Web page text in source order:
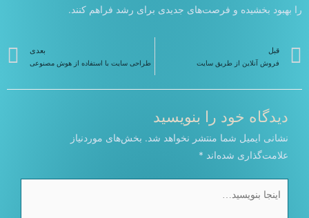
را بهبود بخشیده و فرصت‌های جدیدی برای رشد فراهم کنند.
قبلی
قبل
فروش آنلاین از طریق سایت
بعدی
طراحی سایت با استفاده از هوش مصنوعی
دیدگاه‌ خود را بنویسید
نشانی ایمیل شما منتشر نخواهد شد. بخش‌های موردنیاز
علامت‌گذاری شده‌اند *
بنویسید…